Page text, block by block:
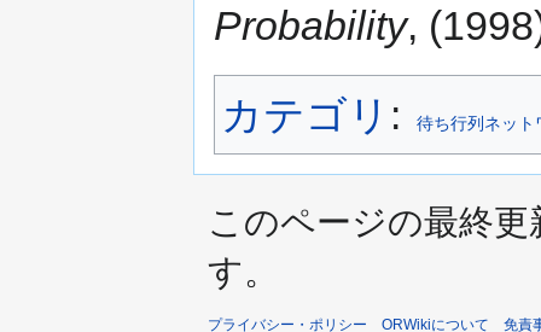
Probability,
カテゴリ : 待ち行列ネット
このページの最終
す。
プライバシー・ポリシー ORWikiについて 免責